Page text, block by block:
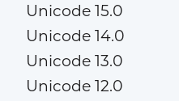
Unicode 15.0
Unicode 14.0
Unicode 13.0
Unicode 12.0